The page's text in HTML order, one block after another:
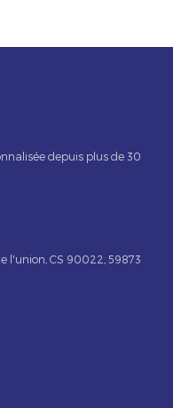
depuis plus de 30
l'union, CS 90022, 59873